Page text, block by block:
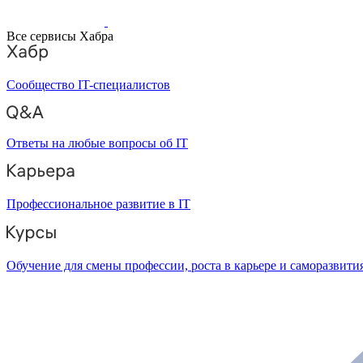
Все сервисы Хабра
Сообщество IT-специалистов
Ответы на любые вопросы об IT
Профессиональное развитие в IT
Обучение для смены профессии, роста в карьере и